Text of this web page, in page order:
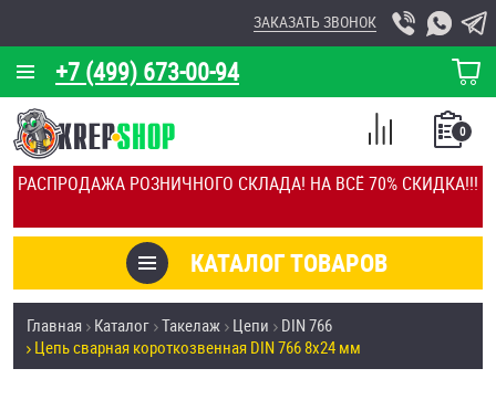
РАСПРОДАЖА РОЗНИЧНОГО СКЛАДА! НА ВСЁ 70% СКИДКА!!!
+7 (499) 673-00-94
ЗАКАЗАТЬ ЗВОНОК
КОРЗИНА
О КОМПАНИИ
КАЛЬКУЛЯТОР
ОТЗЫВЫ
УСЛУГИ
СКИДКИ
КАТАЛОГ ТОВАРОВ
0
СПИСОК
СРАВНЕНИЕ
Товары со скидкой
Анкеры
Главная Каталог Такелаж Цепи
DIN 766
Цепь сварная короткозвенная DIN 766 8х24 мм